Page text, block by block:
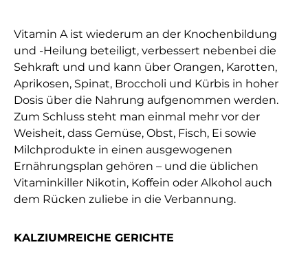
Vitamin A ist wiederum an der Knochenbildung
und -Heilung beteiligt, verbessert nebenbei die
Sehkraft und und kann über Orangen, Karotten,
Aprikosen, Spinat, Broccholi und Kürbis in hoher
Dosis über die Nahrung aufgenommen werden.
Zum Schluss steht man einmal mehr vor der
Weisheit, dass Gemüse, Obst, Fisch, Ei sowie
Milchprodukte in einen ausgewogenen
Ernährungsplan gehören – und die üblichen
Vitaminkiller Nikotin, Koffein oder Alkohol auch
dem Rücken zuliebe in die Verbannung.
KALZIUMREICHE GERICHTE